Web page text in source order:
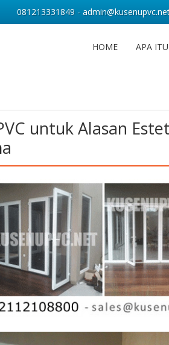
HOME APA
untuk Alasan
081213331849 -